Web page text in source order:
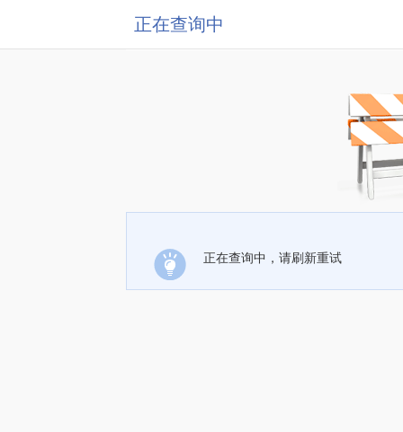
正在查询中
正在查询中，请刷新重试